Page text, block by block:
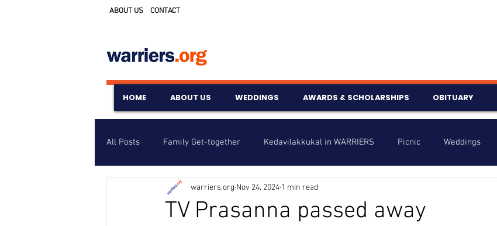
ABOUT US CONTACT
HOME ABOUT US WEDDINGS AWARDS & SCHOLARSHIPS OBITUARY
All Posts Family Get-together Kedavilakkukal in WARRIERS Picnic Weddings
Awards & Scholarships Events Info
TV Prasanna passed away
warriers.org Nov 24, 2024 1 min read